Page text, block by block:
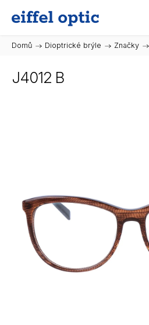
Domů / Dioptrické brýle / Značky /
J4012 B